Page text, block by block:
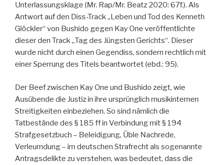
Unterlassungsklage (Mr. Rap/Mr. Beatz 2020: 67f.). Als
Antwort auf den Diss-Track „Leben und Tod des Kenneth
Glöckler“ von Bushido gegen Kay One veröffentlichte
dieser den Track „Tag des Jüngsten Gerichts“. Dieser
wurde nicht durch einen Gegendiss, sondern rechtlich mit
einer Sperrung des Titels beantwortet (ebd.: 95).
Der Beef zwischen Kay One und Bushido zeigt, wie
Ausübende die Justiz in ihre ursprünglich musikinternen
Streitigkeiten einbeziehen. So sind nämlich die
Tatbestände des § 185 ff in Verbindung mit § 194
Strafgesetzbuch – Beleidigung, Üble Nachrede,
Verleumdung – im deutschen Strafrecht als sogenannte
Antragsdelikte zu verstehen, was bedeutet, dass die